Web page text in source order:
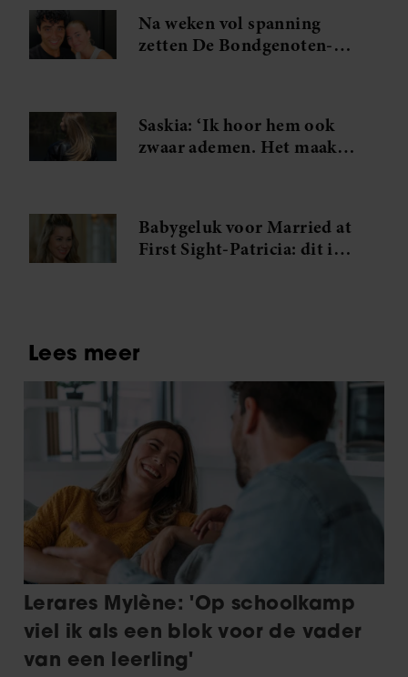
Na weken vol spanning
zetten De Bondgenoten-
Saskia: ‘Ik hoor hem ook
zwaar ademen. Het maakt
Babygeluk voor Married at
First Sight-Patricia: dit is